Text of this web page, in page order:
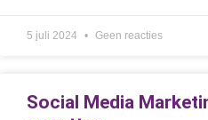
5 juli 2024 Geen reacties
Social Media